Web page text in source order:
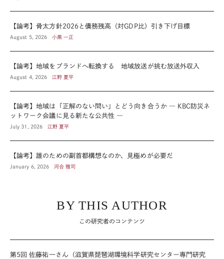
【論考】骨太方針2026と債務残高（対GDP比）引き下げ目標
August 5, 2026 小黒 一正
【論考】地域をブランドへ転換する 地域放送が挑む放送外収入
August 4, 2026 江野 夏平
【論考】地域は「正解のない問い」とどう向き合うか ― KBC防災ネ
ットワーク会議に見る新たな公共性 ―
July 31, 2026 江野 夏平
【論考】誰のための副首都構想なのか、見極めが必要だ
January 6, 2026 河合 雅司
BY THIS AUTHOR
この研究者のコンテンツ
第5回 佐藤祐一さん（滋賀県琵琶湖環境科学研究センター専門研究